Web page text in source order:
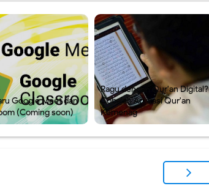
Google Meet dan
(Coming soon)
Ragu dengan Qur'an Digital?
Cobalah Aplikasi Qur'an
Kemenag